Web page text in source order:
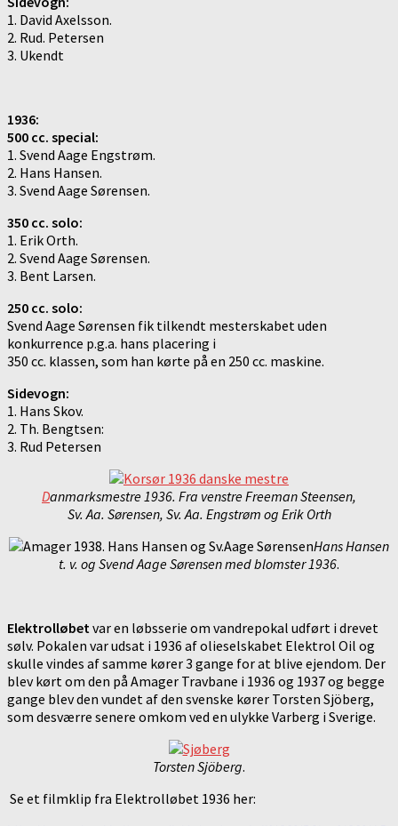
1. David Axelsson.
2. Rud. Petersen
3. Ukendt
1936:
500 cc. special:
1. Svend Aage Engstrøm.
2. Hans Hansen.
3. Svend Aage Sørensen.
350 cc. solo:
1. Erik Orth.
2. Svend Aage Sørensen.
3. Bent Larsen.
250 cc. solo:
Svend Aage Sørensen fik tilkendt mesterskabet uden
konkurrence p.g.a. hans placering i
350 cc. klassen, som han kørte på en 250 cc. maskine.
Sidevogn:
1. Hans Skov.
2. Th. Bengtsen:
3. Rud Petersen
Danmarksmestre 1936. Fra venstre Freeman Steensen,
Sv. Aa. Sørensen, Sv. Aa. Engstrøm og Erik Orth
Hans Hansen
t. v. og Svend Aage Sørensen med blomster 1936.
Elektrolløbetvar en løbsserie om vandrepokal udført i drevet
sølv. Pokalen var udsat i 1936 af olieselskabet Elektrol Oil og
skulle vindes af samme kører 3 gange for at blive ejendom. Der
blev kørt om den på Amager Travbane i 1936 og 1937 og begge
gange blev den vundet af den svenske kører Torsten Sjöberg,
som desværre senere omkom ved en ulykke Varberg i Sverige.
Torsten Sjöberg.
Se et filmklip fra Elektrolløbet 1936 her: